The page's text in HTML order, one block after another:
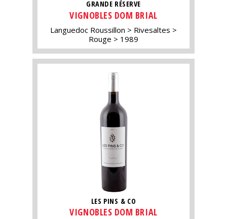
GRANDE RÉSERVE
VIGNOBLES DOM BRIAL
Languedoc Roussillon
Rivesaltes
Rouge
1989
LES PINS & CO
VIGNOBLES DOM BRIAL